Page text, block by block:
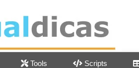
Tools Scripts